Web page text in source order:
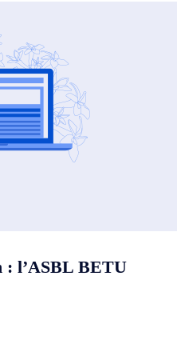
: l’ASBL BETU